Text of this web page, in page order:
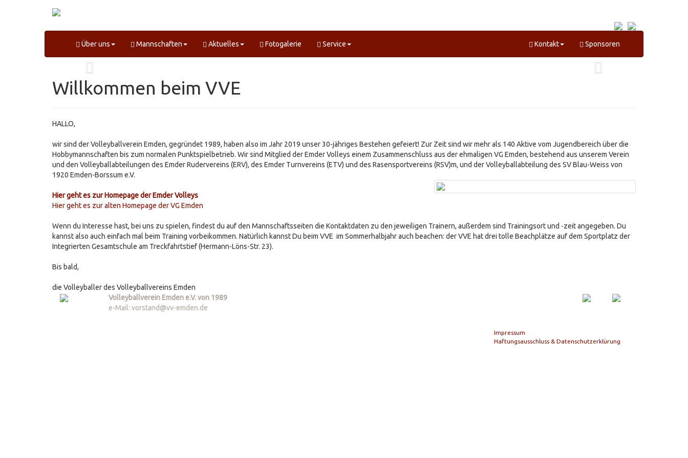
Über uns Mannschaften Aktuelles Fotogalerie Service Kontakt Sponsoren
Willkommen beim VVE
HALLO,
wir sind der Volleyballverein Emden, gegründet 1989, haben also im Jahr 2019 unser 30-jähriges Bestehen gefeiert! Zur Zeit sind wir mehr als 140 Aktive vom Jugendbereich über die
Hobbymannschaften bis zum normalen Punktspielbetrieb. Wir sind Mitglied der Emder Volleys einem Zusammenschluss aus der ehmaligen VG Emden, bestehend aus unserem Verein
und den Volleyballabteilungen des Emder Rudervereins (ERV), des Emder Turnvereins (ETV) und des Rasensportvereins (RSV)m, und der Volleyballabteilung des SV Blau-Weiss von
1920 Emden-Borssum e.V.
Hier geht es zur Homepage der Emder Volleys
Hier geht es zur alten Homepage der VG Emden
Wenn du Interesse hast, bei uns zu spielen, findest du auf den Mannschaftsseiten die Kontaktdaten zu den jeweiligen Trainern, außerdem sind Trainingsort und -zeit angegeben. Du
kannst also auch einfach mal beim Training vorbeikommen. Natürlich kannst Du beim VVE im Sommerhalbjahr auch beachen: der VVE hat drei tolle Beachplätze auf dem Sportplatz der
Integrierten Gesamtschule am Treckfahrtstief (Hermann-Löns-Str. 23).
Bis bald,
die Volleyballer des Volleyballvereins Emden
Volleyballverein Emden e.V. von 1989
e-Mail: vorstand@vv-emden.de
Impressum
Haftungsausschluss & Datenschutzerklürung